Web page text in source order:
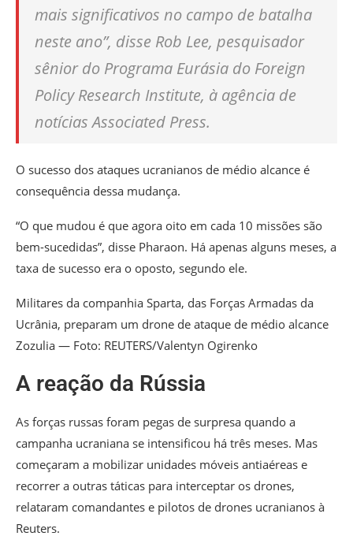
mais significativos no campo de batalha
neste ano”, disse Rob Lee, pesquisador
sênior do Programa Eurásia do Foreign
Policy Research Institute, à agência de
notícias Associated Press.
O sucesso dos ataques ucranianos de médio alcance é
consequência dessa mudança.
“O que mudou é que agora oito em cada 10 missões são
bem-sucedidas”, disse Pharaon. Há apenas alguns meses, a
taxa de sucesso era o oposto, segundo ele.
Militares da companhia Sparta, das Forças Armadas da
Ucrânia, preparam um drone de ataque de médio alcance
Zozulia — Foto: REUTERS/Valentyn Ogirenko
A reação da Rússia
As forças russas foram pegas de surpresa quando a
campanha ucraniana se intensificou há três meses. Mas
começaram a mobilizar unidades móveis antiaéreas e
recorrer a outras táticas para interceptar os drones,
relataram comandantes e pilotos de drones ucranianos à
Reuters.